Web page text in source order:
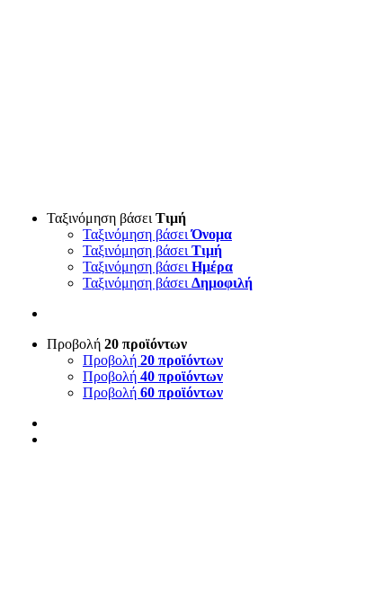
Ταξινόμηση βάσει Τιμή
Ταξινόμηση βάσειΌνομα
Ταξινόμηση βάσει Τιμή
Ταξινόμηση βάσει Ημέρα
Ταξινόμηση βάσει Δημοφιλή
Προβολή 20 προϊόντων
Προβολή 20 προϊόντων
Προβολή 40 προϊόντων
Προβολή 60 προϊόντων